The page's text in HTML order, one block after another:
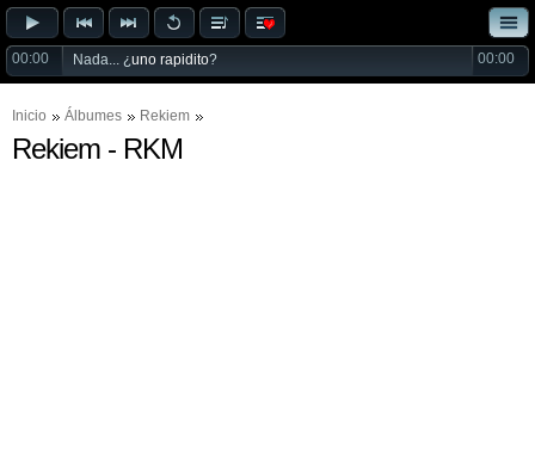
00:00 Nada... ¿uno rapidito? 00:00
Inicio Álbumes Rekiem
Rekiem - RKM